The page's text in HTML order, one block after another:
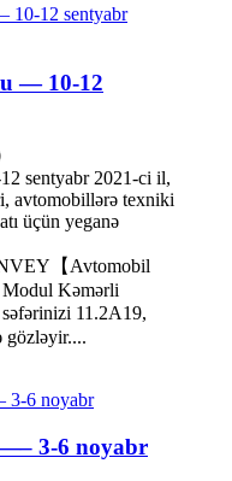
— 10-12
sentyabr 2021-ci il,
avtomobillərə texniki
üçün yeganə
【Avtomobil
Modul Kəmərli
11.2A19,
gözləyir....
3-6 noyabr